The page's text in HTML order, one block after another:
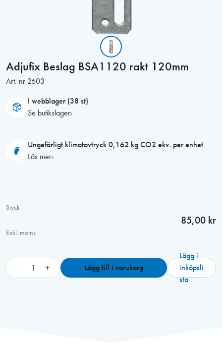
Adjufix Beslag BSA1120 rakt 120mm
Art. nr 2603
I webblager (38 st)
Se butikslager
Ungefärligt klimatavtryck 0,162 kg CO2 ekv. per enhet
Läs mer
Styck
85,00 kr
Exkl. moms
+ Lägg till i varukorg
Lägg i
inköpsli
sta